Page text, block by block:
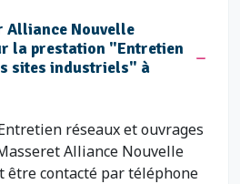
Alliance Nouvelle
la prestation "Entretien
sites industriels" à
réseaux et ouvrages
Alliance Nouvelle
être contacté par téléphone